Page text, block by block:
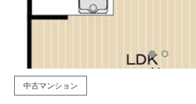
中古マンション